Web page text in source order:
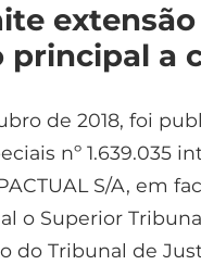
principal a
de 2018, foi
nº 1.639.035
S/A, em
o Superior
Tribunal de